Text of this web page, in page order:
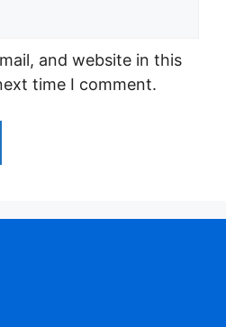
and website in this
time I comment.